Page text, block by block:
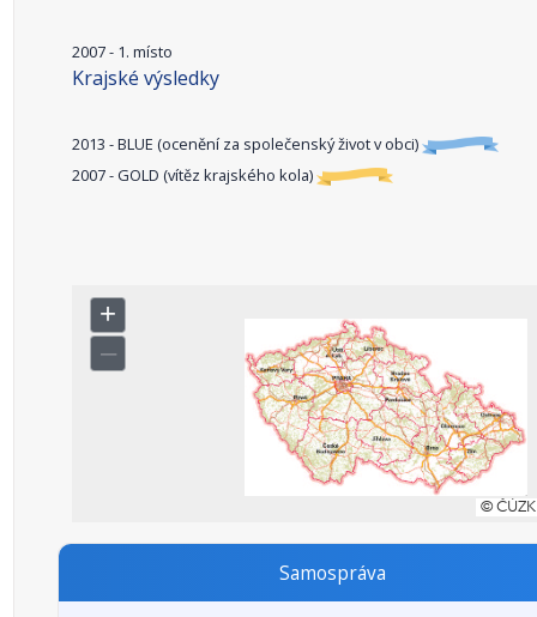
2007 - 1. místo
Krajské výsledky
2013 - BLUE (ocenění za společenský život v obci)
2007 - GOLD (vítěz krajského kola)
Samospráva